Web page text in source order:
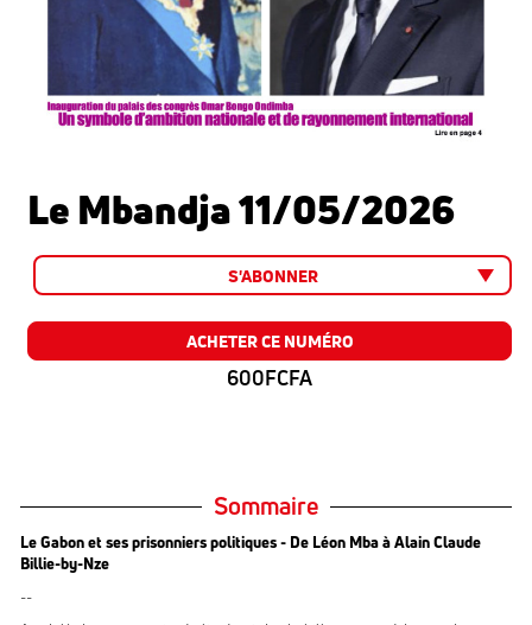
Le Mbandja 11/05/2026
S'ABONNER
ACHETER CE NUMÉRO
600FCFA
Sommaire
Le Gabon et ses prisonniers politiques - De Léon Mba à Alain Claude
Billie-by-Nze
--